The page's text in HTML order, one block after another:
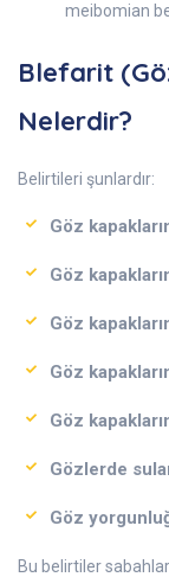
meibomian
Blefarit
Nelerdir?
Belirtileri şunlardır:
Göz
Göz
Göz
Göz
Göz
Gözlerde
Göz
Bu belirtiler